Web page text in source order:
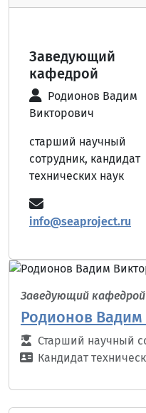
Заведующий
кафедрой
Родионов Вадим
Викторович
старший научный
сотрудник, кандидат
технических наук
info@seaproject.ru
Заведующий кафедрой
Родионов Вадим
Старший научный
Кандидат